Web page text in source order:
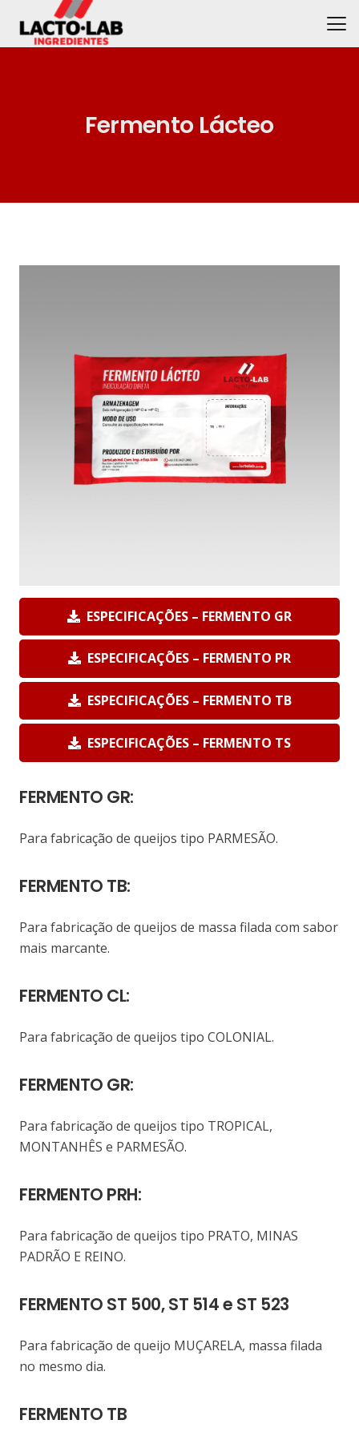
Fermento Lácteo
ESPECIFICAÇÕES – FERMENTO GR
ESPECIFICAÇÕES – FERMENTO PR
ESPECIFICAÇÕES – FERMENTO TB
ESPECIFICAÇÕES – FERMENTO TS
FERMENTO GR:
Para fabricação de queijos tipo PARMESÃO.
FERMENTO TB:
Para fabricação de queijos de massa filada com sabor
mais marcante.
FERMENTO CL:
Para fabricação de queijos tipo COLONIAL.
FERMENTO GR:
Para fabricação de queijos tipo TROPICAL,
MONTANHÊS e PARMESÃO.
FERMENTO PRH:
Para fabricação de queijos tipo PRATO, MINAS
PADRÃO E REINO.
FERMENTO ST 500, ST 514 e ST 523
Para fabricação de queijo MUÇARELA, massa filada
no mesmo dia.
FERMENTO TB